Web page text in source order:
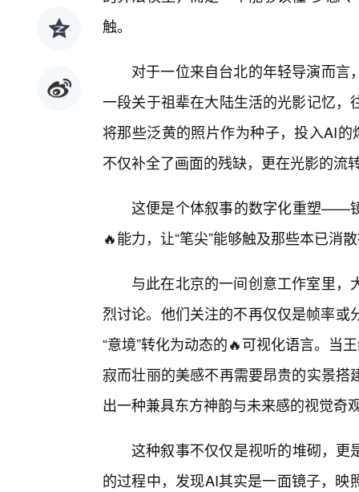
触。
对于一位来自台北的年轻导演而
一段关于祖辈在大陆生活的光影记忆
将那些泛黄的照片作为种子，投入AI
不仅补全了画面的残缺，更在光影的流
这便是个体叙事的数字化重塑——
🔥能力，让“笔尖”能够触及那些本已消
与此在北京的一间创意工作室里
烈讨论。他们关注的不再仅仅是帧率
“意境”转化为动态的🔥可视化语言。当
寂而壮丽的美感不再需要昂贵的实景
出一种兼具东方神韵与未来感的视觉奇
这种叙事不仅仅是视听的堆砌，
的过程中，发现AI其实是一面镜子，